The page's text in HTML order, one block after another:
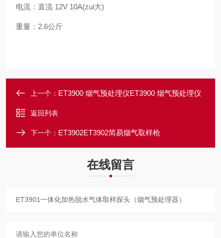
电流：直流 12V 10A(zui大)
重量：2.6公斤
上一个： ET3900 烟气预处理仪ET3900 烟气预处理仪
返回列表
下一个： ET3902ET3902简易烟气取样枪
在线留言